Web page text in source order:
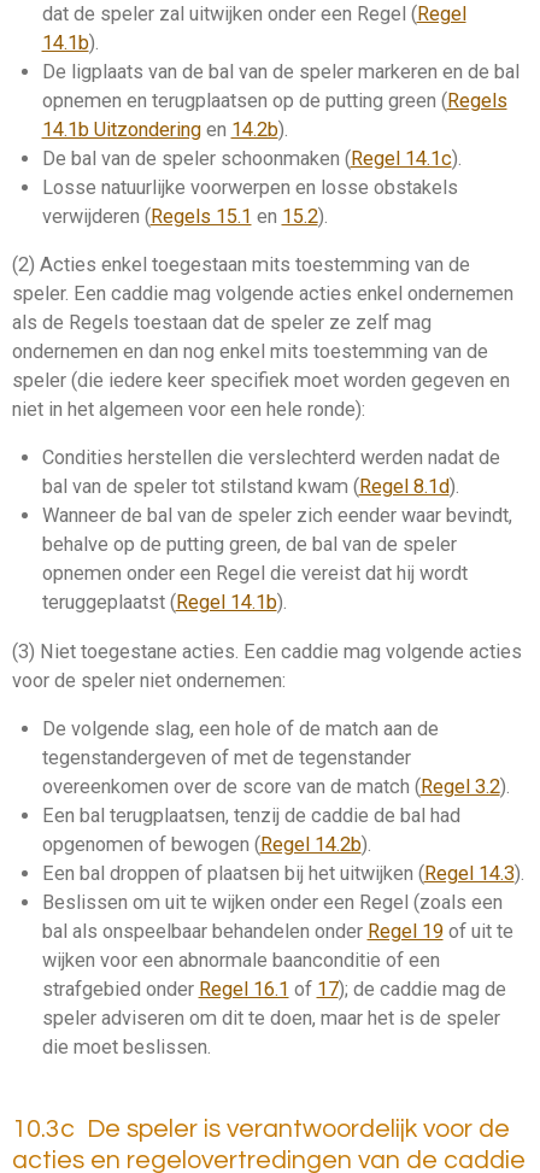
dat de speler zal uitwijken onder een Regel (Regel
14.1b).
De ligplaats van de bal van de speler markeren en de bal
opnemen en terugplaatsen op de putting green (Regels
14.1b Uitzonderingen 14.2b).
De bal van de speler schoonmaken (Regel 14.1c).
Losse natuurlijke voorwerpen en losse obstakels
verwijderen (Regels 15.1 en 15.2).
(2) Acties enkel toegestaan mits toestemming van de
speler. Een caddie mag volgende acties enkel ondernemen
als de Regels toestaan dat de speler ze zelf mag
ondernemen en dan nog enkel mits toestemming van de
speler (die iedere keer specifiek moet worden gegeven en
niet in het algemeen voor een hele ronde):
Condities herstellen die verslechterd werden nadat de
bal van de speler tot stilstand kwam ( Regel 8.1d).
Wanneer de bal van de speler zich eender waar bevindt,
behalve op de putting green, de bal van de speler
opnemen onder een Regel die vereist dat hij wordt
teruggeplaatst( Regel 14.1b).
(3) Niet toegestane acties. Een caddie mag volgende acties
voor de speler niet ondernemen:
De volgende slag, een hole of de match aan de
tegenstandergeven of met de tegenstander
overeenkomen over de score van de match (Regel 3.2).
Een bal terugplaatsen, tenzij de caddie de bal had
opgenomen of bewogen (Regel 14.2b).
Een bal droppen of plaatsen bij het uitwijken (Regel 14.3).
Beslissen om uit te wijken onder een Regel (zoals een
bal als onspeelbaar behandelen onder Regel 19of uit te
wijken voor een abnormale baanconditie of een
strafgebied onder Regel 16.1 of 17); de caddie mag de
speler adviseren om dit te doen, maar het is de speler
die moet beslissen.
10.3c De speler is verantwoordelijk voor de
acties en regelovertredingen van de caddie